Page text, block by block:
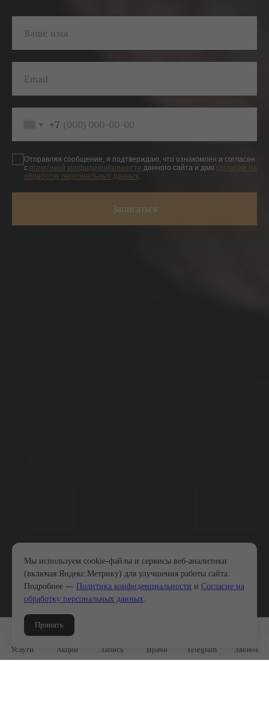
Мы используем cookie-файлы и сервисы веб-аналитики
(включая Яндекс.Метрику) для улучшения работы сайта.
Подробнее — Политика конфиденциальности и Согласие на
обработку персональных данных.
Принять
Услуги Акции Запись Врачи Telegram Звонок
Ваше имя
Email
+7
Отправляя сообщение, я подтверждаю, что ознакомлен и согласен
с политикой конфиденциальности данного сайта и даю согласие на
обработку персональных данных.
Записаться